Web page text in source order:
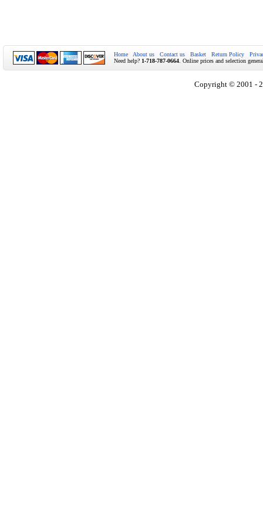
Home About us Contact us Basket Return Policy
Need help? 1-718-787-0664 . Online prices and selection
Copyright © 2001 -